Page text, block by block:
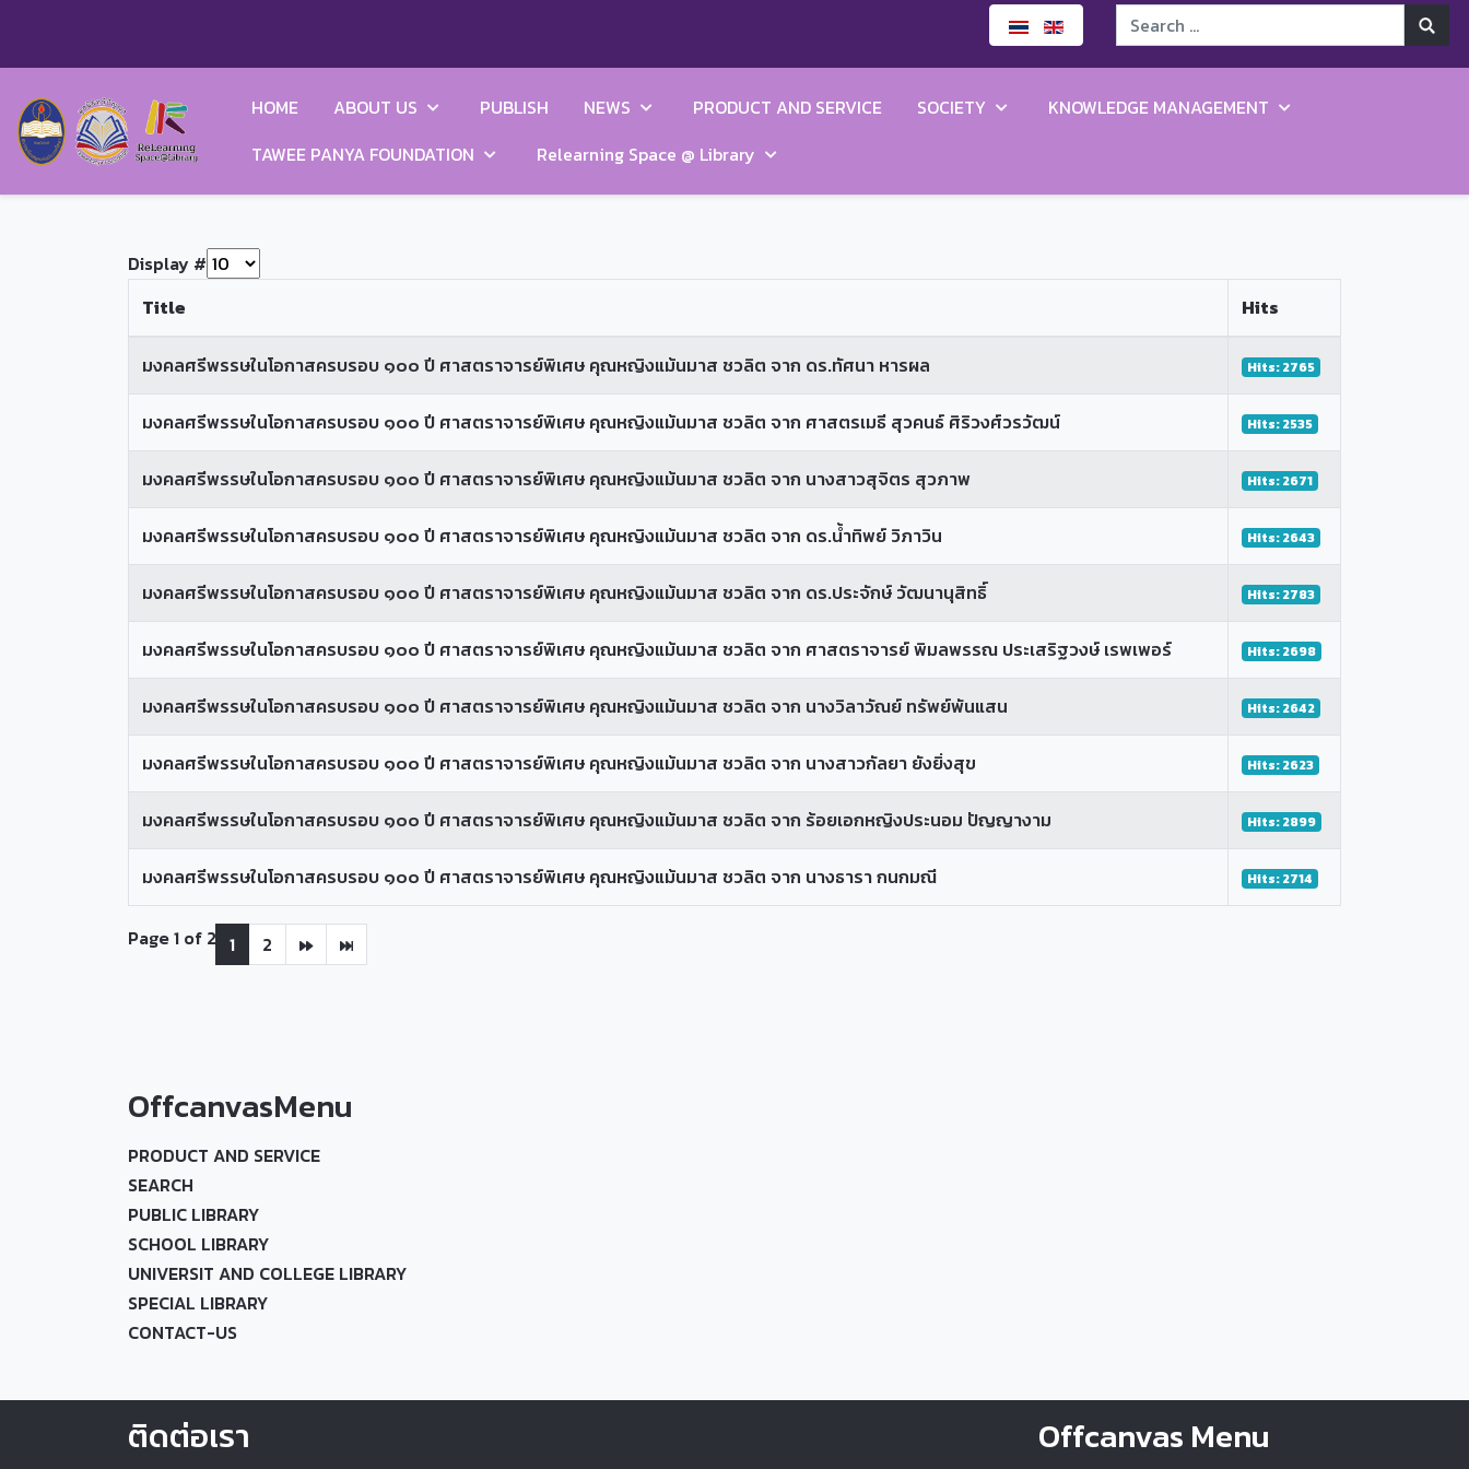
HOME ABOUT US PUBLISH NEWS PRODUCT AND SERVICE SOCIETY
KNOWLEDGE MANAGEMENT
TAWEE PANYA FOUNDATION
Relearning Space @ Library
Display #
Title
Hits
มงคลศรีพรรษในโอกาสครบรอบ ๑๐๐ ปี ศาสตราจารย์พิเศษ คุณหญิงแม้นมาส ชวลิต จาก ดร.ทัศนา หารผล Hits: 2765
มงคลศรีพรรษในโอกาสครบรอบ ๑๐๐ ปี ศาสตราจารย์พิเศษ คุณหญิงแม้นมาส ชวลิต จาก ศาสตรเมธี สุวคนธ์ ศิริวงศ์วรวัฒน์ Hits: 2535
มงคลศรีพรรษในโอกาสครบรอบ ๑๐๐ ปี ศาสตราจารย์พิเศษ คุณหญิงแม้นมาส ชวลิต จาก นางสาวสุจิตร สุวภาพ Hits: 2671
มงคลศรีพรรษในโอกาสครบรอบ ๑๐๐ ปี ศาสตราจารย์พิเศษ คุณหญิงแม้นมาส ชวลิต จาก ดร.น้ำทิพย์ วิภาวิน Hits: 2643
มงคลศรีพรรษในโอกาสครบรอบ ๑๐๐ ปี ศาสตราจารย์พิเศษ คุณหญิงแม้นมาส ชวลิต จาก ดร.ประจักษ์ วัฒนานุสิทธิ์ Hits: 2783
มงคลศรีพรรษในโอกาสครบรอบ ๑๐๐ ปี ศาสตราจารย์พิเศษ คุณหญิงแม้นมาส ชวลิต จาก ศาสตราจารย์ พิมลพรรณ ประเสริฐวงษ์ เรพเพอร์ Hits: 2698
มงคลศรีพรรษในโอกาสครบรอบ ๑๐๐ ปี ศาสตราจารย์พิเศษ คุณหญิงแม้นมาส ชวลิต จาก นางวิลาวัณย์ ทรัพย์พันแสน Hits: 2642
มงคลศรีพรรษในโอกาสครบรอบ ๑๐๐ ปี ศาสตราจารย์พิเศษ คุณหญิงแม้นมาส ชวลิต จาก นางสาวกัลยา ยังยิ่งสุข Hits: 2623
มงคลศรีพรรษในโอกาสครบรอบ ๑๐๐ ปี ศาสตราจารย์พิเศษ คุณหญิงแม้นมาส ชวลิต จาก ร้อยเอกหญิงประนอม ปัญญางาม Hits: 2899
มงคลศรีพรรษในโอกาสครบรอบ ๑๐๐ ปี ศาสตราจารย์พิเศษ คุณหญิงแม้นมาส ชวลิต จาก นางธารา กนกมณี Hits: 2714
Page 1 of 2 1 2
OffcanvasMenu
PRODUCT AND SERVICE
SEARCH
PUBLIC LIBRARY
SCHOOL LIBRARY
UNIVERSIT AND COLLEGE LIBRARY
SPECIAL LIBRARY
CONTACT-US
ติดต่อเรา Offcanvas Menu